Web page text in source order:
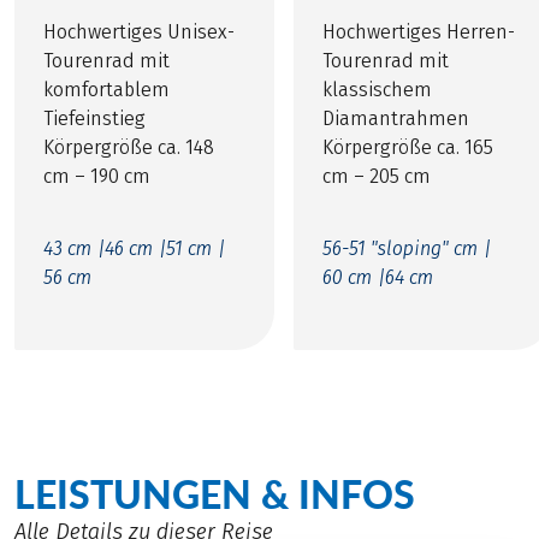
Hochwertiges Unisex-
Tourenrad mit
komfortablem
Tiefeinstieg
Körpergröße ca. 148
cm – 190 cm
43 cm |46 cm |51 cm |
56 cm
Hochwertiges Herren-
Tourenrad mit
klassischem
Diamantrahmen
Körpergröße ca. 165
cm – 205 cm
56-51 "sloping" cm |
60 cm |64 cm
LEISTUNGEN & INFOS
Alle Details zu dieser Reise